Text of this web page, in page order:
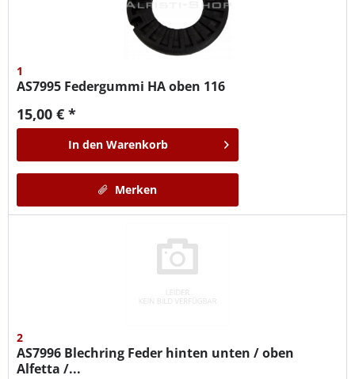
1
AS7995 Federgummi HA oben 116
15,00 € *
In den Warenkorb
Merken
2
AS7996 Blechring Feder hinten unten / oben
Alfetta /...